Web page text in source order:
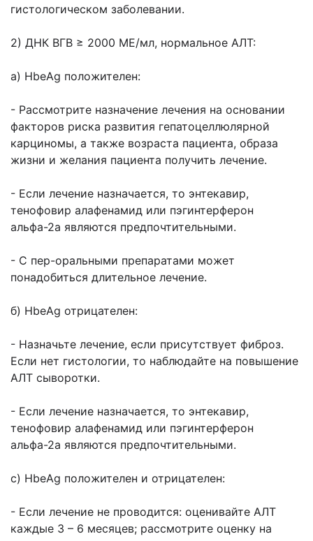
гистологическом заболевании.
2) ДНК ВГВ ≥ 2000 МЕ/мл, нормальное АЛТ:
а) HbeAg положителен:
- Рассмотрите назначение лечения на основании
факторов риска развития гепатоцеллюлярной
карциномы, а также возраста пациента, образа
жизни и желания пациента получить лечение.
- Если лечение назначается, то энтекавир,
тенофовир алафенамид или пэгинтерферон
альфа-2а являются предпочтительными.
- С пер-оральными препаратами может
понадобиться длительное лечение.
б) HbeAg отрицателен:
- Назначьте лечение, если присутствует фиброз.
Если нет гистологии, то наблюдайте на повышение
АЛТ сыворотки.
- Если лечение назначается, то энтекавир,
тенофовир алафенамид или пэгинтерферон
альфа-2а являются предпочтительными.
с) HbeAg положителен и отрицателен:
- Если лечение не проводится: оценивайте АЛТ
каждые 3 – 6 месяцев; рассмотрите оценку на